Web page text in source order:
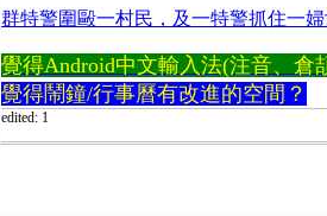
群特警圍毆一村民，及一特警抓住一
覺得Android中文輸入法(注音、
覺得鬧鐘/行事曆有改進的空間？
edited: 1